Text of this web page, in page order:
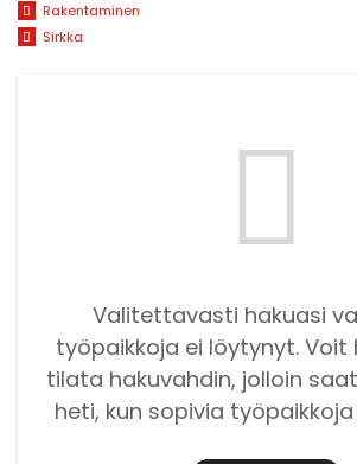
Rakentaminen
Sirkka
Valitettavasti hakuasi
työpaikkoja ei löytynyt. Voit
tilata hakuvahdin, jolloin
heti, kun sopivia